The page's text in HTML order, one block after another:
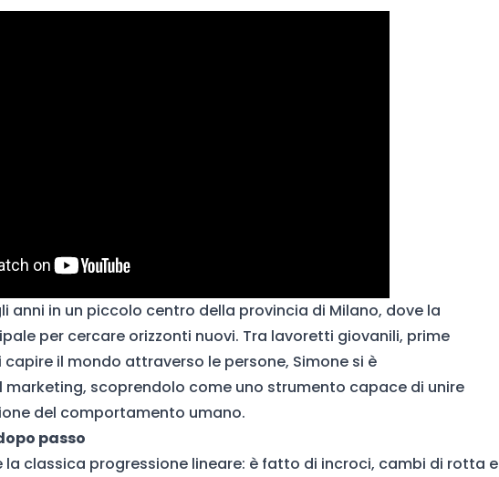
anni in un piccolo centro della provincia di Milano, dove la
per cercare orizzonti nuovi. Tra lavoretti giovanili, prime
il mondo attraverso le persone, Simone si è
scoprendolo come uno strumento capace di unire
del comportamento umano.
passo
la classica progressione lineare: è fatto di incroci, cambi di rotta e